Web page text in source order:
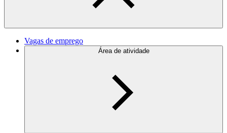
Vagas de emprego
Área de atividade